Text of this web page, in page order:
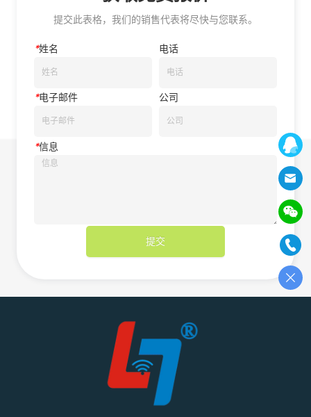
提交此表格，我们的销售代表将尽快与您联系。
*姓名 电话
*电子邮件 公司
*信息
提交